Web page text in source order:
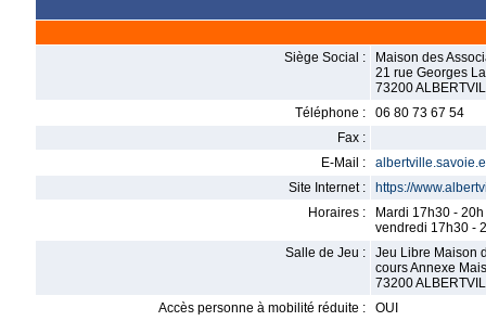
Siège Social :
Maison des
21 rue Georges
73200
Téléphone :
06 80 73 67 54
Fax :
E-Mail :
Site Internet :
https://
Horaires :
Mardi 17h30 -
vendredi 17h30 -
Salle de Jeu :
Jeu Libre Maison
cours Annexe
73200
Accès personne à mobilité réduite :
OUI